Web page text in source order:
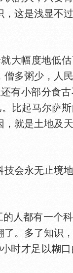
这是浅显不
大幅度地低
僧多粥少，人
有小部分食
比起马尔萨
就是土地及
会永无止境
人都有一个
。多了知识
时才足以糊